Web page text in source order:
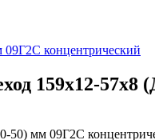
концентрический
159x12-57x8